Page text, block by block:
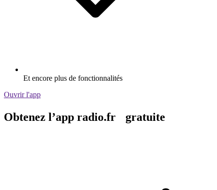
Et encore plus de fonctionnalités
Ouvrir l'app
Obtenez l’app radio.fr gratuite